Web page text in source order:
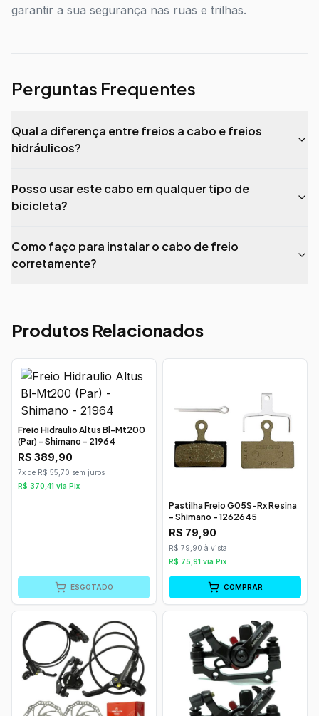
garantir a sua segurança nas ruas e trilhas.
Perguntas Frequentes
Qual a diferença entre freios a cabo e freios
hidráulicos?
Posso usar este cabo em qualquer tipo de
bicicleta?
Como faço para instalar o cabo de freio
corretamente?
Produtos Relacionados
Freio Hidraulio Altus Bl-Mt200
(Par) - Shimano - 21964
R$ 389,90
7x de R$ 55,70 sem juros
R$ 370,41 via Pix
ESGOTADO
Pastilha Freio G05S-Rx Resina
- Shimano - 1262645
R$ 79,90
R$ 79,90 à vista
R$ 75,91 via Pix
COMPRAR